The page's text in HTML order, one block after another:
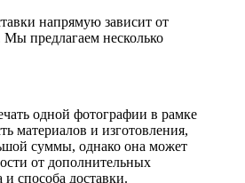
напрямую зависит от
предлагаем несколько
одной фотографии в рамке
материалов и изготовления,
суммы, однако она может
от дополнительных
способа доставки.